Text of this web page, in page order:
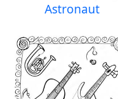
Astronaut